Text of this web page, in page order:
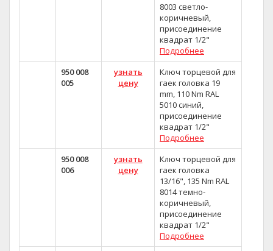
8003 светло-
коричневый,
присоединение
квадрат 1/2"
Подробнее
950 008
005
узнать
цену
Ключ торцевой для
гаек головка 19
mm, 110 Nm RAL
5010 синий,
присоединение
квадрат 1/2"
Подробнее
950 008
006
узнать
цену
Ключ торцевой для
гаек головка
13/16", 135 Nm RAL
8014 темно-
коричневый,
присоединение
квадрат 1/2"
Подробнее